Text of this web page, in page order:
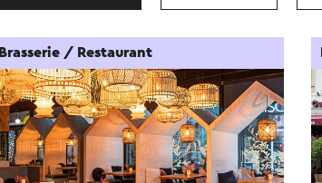
Brasserie / Restaurant